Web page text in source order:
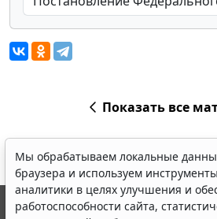
Показать все
Мы обрабатываем локальные
браузера и используем инструменты
аналитики в целях улучшения и
работоспособности сайта,